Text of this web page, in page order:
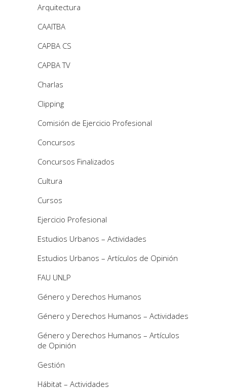
Arquitectura
CAAITBA
CAPBA CS
CAPBA TV
Charlas
Clipping
Comisión de Ejercicio Profesional
Concursos
Concursos Finalizados
Cultura
Cursos
Ejercicio Profesional
Estudios Urbanos – Actividades
Estudios Urbanos – Artículos de Opinión
FAU UNLP
Género y Derechos Humanos
Género y Derechos Humanos – Actividades
Género y Derechos Humanos – Artículos
de Opinión
Gestión
Hábitat – Actividades